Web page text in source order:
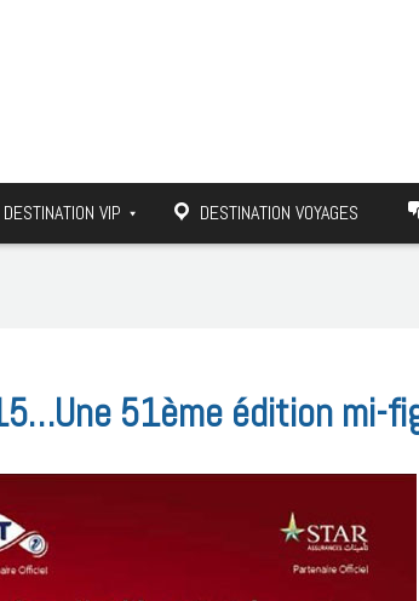
DESTINATION VIP DESTINATION VOYAGES
51ème édition mi-